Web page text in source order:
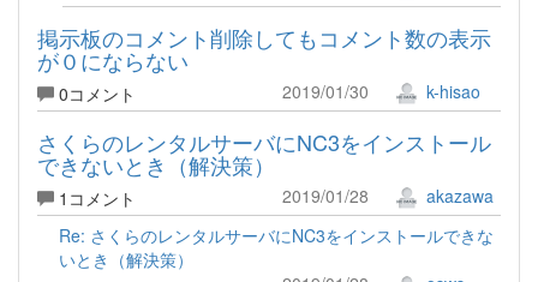
掲示板のコメント削除してもコメント数の表示
が０にならない
0コメント 2019/01/30 k-hisao
さくらのレンタルサーバにNC3をインストール
できないとき（解決策）
1コメント 2019/01/28
akazawa
Re: さくらのレンタルサーバにNC3をインストールできな
いとき（解決策）